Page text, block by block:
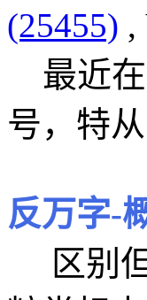
(25455) ,
最近在
号，特
反万字-
区别但